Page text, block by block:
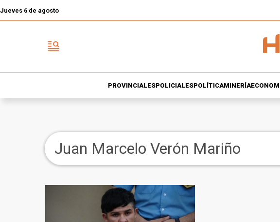
Jueves 6 de agosto
PROVINCIALESPOLICIALESPOLÍTICAMINERÍA
Juan Marcelo Verón Mariño